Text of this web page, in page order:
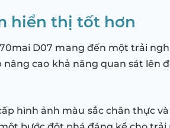
hiển thị tốt hơn
D07 mang đến một trải
cao khả năng quan sát lên
hình ảnh màu sắc chân thực